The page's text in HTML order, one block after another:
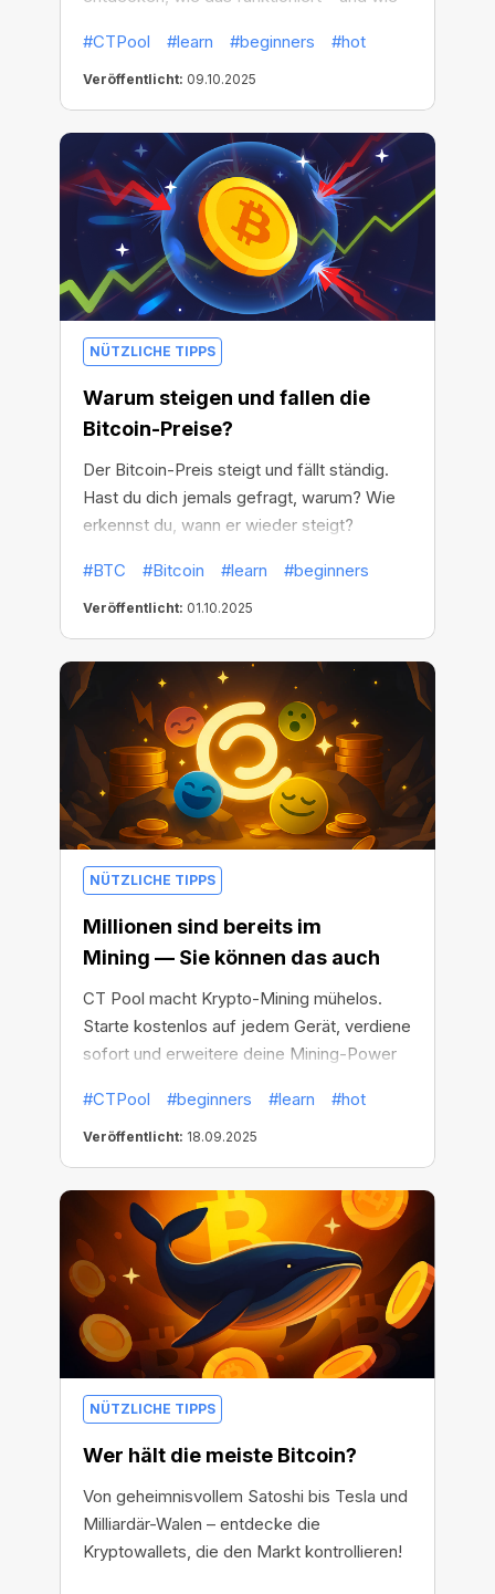
steigern kannst!
#CTPool #learn #beginners #hot
Veröffentlicht: 09.10.2025
NÜTZLICHE TIPPS
Warum steigen und fallen die
Bitcoin-Preise?
Der Bitcoin-Preis steigt und fällt ständig.
Hast du dich jemals gefragt, warum? Wie
erkennst du, wann er wieder steigt?
#BTC
#Bitcoin #learn #beginners
Veröffentlicht: 01.10.2025
NÜTZLICHE TIPPS
Millionen sind bereits im
Mining — Sie können das auch
CT Pool macht Krypto-Mining mühelos.
Starte kostenlos auf jedem Gerät, verdiene
sofort und erweitere deine Mining-Power
#CTPool
#beginners #learn #hot
Veröffentlicht: 18.09.2025
NÜTZLICHE TIPPS
Wer hält die meiste Bitcoin?
Von geheimnisvollem Satoshi bis Tesla und
Milliardär-Walen – entdecke die
Kryptowallets, die den Markt kontrollieren!